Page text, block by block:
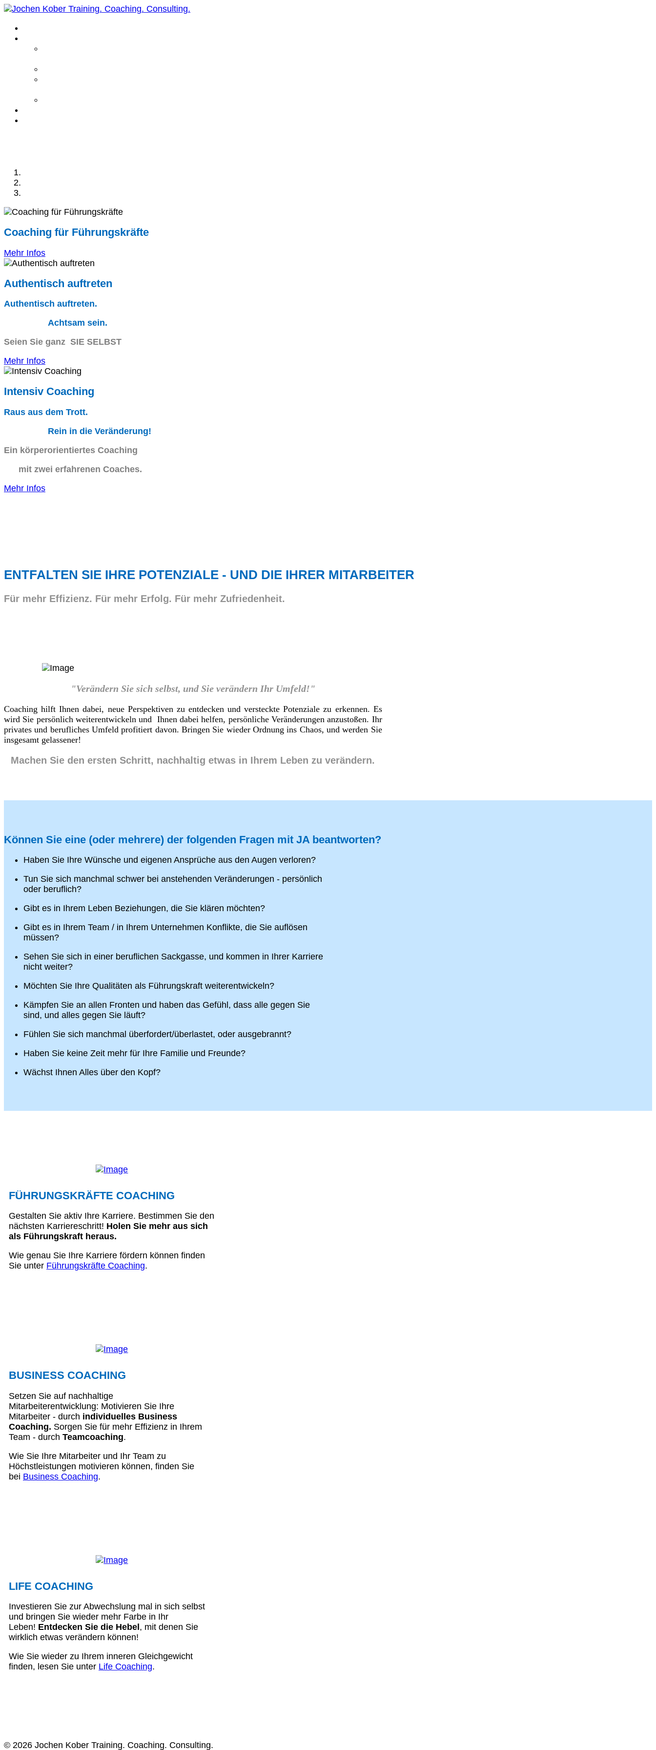
Coaching für Führungskräfte
Mehr Infos
Authentisch auftreten
Authentisch auftreten.
Achtsam sein.
Seien Sie ganz SIE SELBST
Mehr Infos
Intensiv Coaching
Raus aus dem Trott.
Rein in die Veränderung!
Ein körperorientiertes Coaching
mit zwei erfahrenen Coaches.
Mehr Infos
ENTFALTEN SIE IHRE POTENZIALE - UND DIE IHRER MITARBEITER
Für mehr Effizienz. Für mehr Erfolg. Für mehr Zufriedenheit.
"Verändern Sie sich selbst, und Sie verändern Ihr Umfeld!"
Coaching hilft Ihnen dabei, neue Perspektiven zu entdecken und versteckte Potenziale zu erkennen. Es
wird Sie persönlich weiterentwickeln und Ihnen dabei helfen, persönliche Veränderungen anzustoßen. Ihr
privates und berufliches Umfeld profitiert davon. Bringen Sie wieder Ordnung ins Chaos, und werden Sie
insgesamt gelassener!
Machen Sie den ersten Schritt, nachhaltig etwas in Ihrem Leben zu verändern.
Können Sie eine (oder mehrere) der folgenden Fragen mit JA beantworten?
Haben Sie Ihre Wünsche und eigenen Ansprüche aus den Augen verloren?
Tun Sie sich manchmal schwer bei anstehenden Veränderungen - persönlich
oder beruflich?
Gibt es in Ihrem Leben Beziehungen, die Sie klären möchten?
Gibt es in Ihrem Team / in Ihrem Unternehmen Konflikte, die Sie auflösen
müssen?
Sehen Sie sich in einer beruflichen Sackgasse, und kommen in Ihrer Karriere
nicht weiter?
Möchten Sie Ihre Qualitäten als Führungskraft weiterentwickeln?
Kämpfen Sie an allen Fronten und haben das Gefühl, dass alle gegen Sie
sind, und alles gegen Sie läuft?
Fühlen Sie sich manchmal überfordert/überlastet, oder ausgebrannt?
Haben Sie keine Zeit mehr für Ihre Familie und Freunde?
Wächst Ihnen Alles über den Kopf?
FÜHRUNGSKRÄFTE COACHING
Gestalten Sie aktiv Ihre Karriere. Bestimmen Sie den
nächsten Karriereschritt! Holen Sie mehr aus sich
als Führungskraft heraus.
Wie genau Sie Ihre Karriere fördern können finden
Sie unter Führungskräfte Coaching.
BUSINESS COACHING
Setzen Sie auf nachhaltige
Mitarbeiterentwicklung: Motivieren Sie Ihre
Mitarbeiter - durch individuelles Business
Coaching. Sorgen Sie für mehr Effizienz in Ihrem
Team - durch Teamcoaching.
Wie Sie Ihre Mitarbeiter und Ihr Team zu
Höchstleistungen motivieren können, finden Sie
bei Business Coaching.
LIFE COACHING
Investieren Sie zur Abwechslung mal in sich selbst
und bringen Sie wieder mehr Farbe in Ihr
Leben! Entdecken Sie die Hebel, mit denen Sie
wirklich etwas verändern können!
Wie Sie wieder zu Ihrem inneren Gleichgewicht
finden, lesen Sie unter Life Coaching.
© 2026 Jochen Kober Training. Coaching. Consulting.